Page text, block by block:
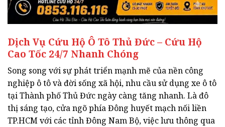
Dịch Vụ Cứu Hộ Ô Tô Thủ Đức – Cứu Hộ
Cao Tốc 24/7 Nhanh Chóng
Song song với sự phát triển mạnh mẽ của nền công
nghiệp ô tô và đời sống xã hội, nhu cầu sử dụng xe ô tô
tại Thành phố Thủ Đức ngày càng tăng nhanh. Là đô
thị sáng tạo, cửa ngõ phía Đông huyết mạch nối liền
TP.HCM với các tỉnh Đông Nam Bộ, việc lưu thông qua